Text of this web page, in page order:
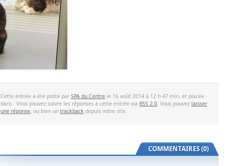
Cette entrée a été posté par SPA du Centre le 16 août 2014 à 12 h 47 min, et placée
dans . Vous pouvez suivre les réponses à cette entrée via RSS 2.0. Vous pouvez laisser
une réponse, ou bien un trackback depuis votre site.
COMMENTAIRES (0)